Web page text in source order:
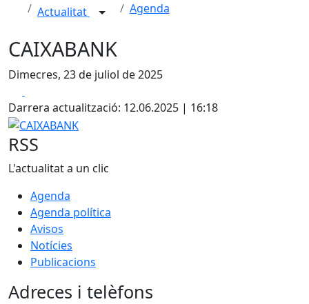
Actualitat Agenda
CAIXABANK
Dimecres, 23 de juliol de 2025
Darrera actualització: 12.06.2025 | 16:18
CAIXABANK
RSS
L'actualitat a un clic
Agenda
Agenda política
Avisos
Notícies
Publicacions
Adreces i telèfons